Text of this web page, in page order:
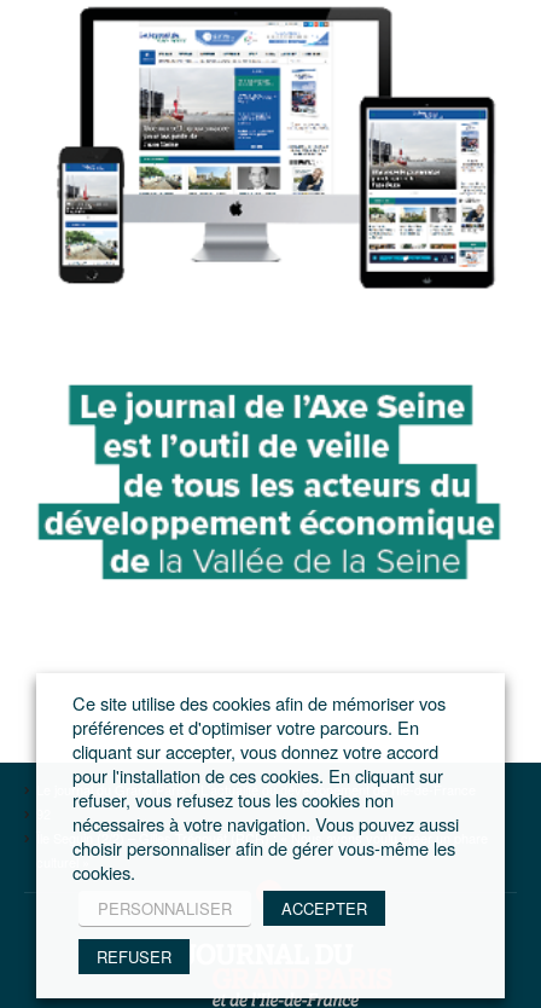
Le journal du Grand Paris – L'actualité du développement de l'Ile-de-France
Île Seguin (2/2) – Gilles Trégouët (RCR) : « Nous avons voulu créer un phare
culturel »
Ce site utilise des cookies afin de mémoriser vos
préférences et d'optimiser votre parcours. En
cliquant sur accepter, vous donnez votre accord
pour l'installation de ces cookies. En cliquant sur
refuser, vous refusez tous les cookies non
nécessaires à votre navigation. Vous pouvez aussi
choisir personnaliser afin de gérer vous-même les
cookies.
PERSONNALISER ACCEPTER
REFUSER